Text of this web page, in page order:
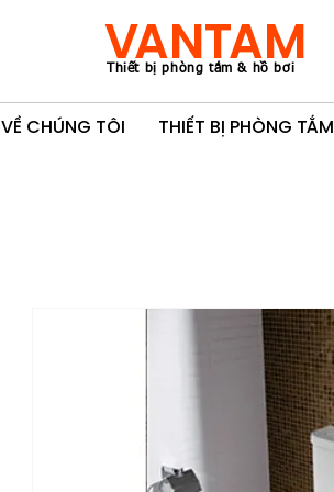
VANTAM
Thiết bị phòng tắm & hồ bơi
VỀ CHÚNG TÔI THIẾT BỊ PHÒNG TẮM